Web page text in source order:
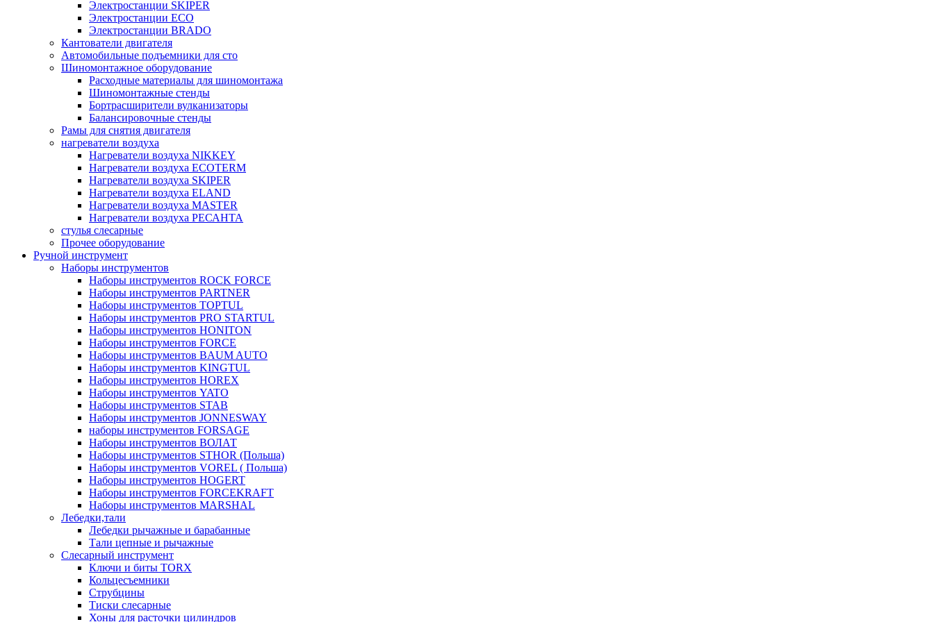
Электростанции SKIPER
Электростанции ECO
Электростанции BRADO
Кантователи двигателя
Автомобильные подъемники для сто
Шиномонтажное оборудование
Расходные материалы для шиномонтажа
Шиномонтажные стенды
Бортрасширители вулканизаторы
Балансировочные стенды
Рамы для снятия двигателя
нагреватели воздуха
Нагреватели воздуха NIKKEY
Нагреватели воздуха ECOTERM
Нагреватели воздуха SKIPER
Нагреватели воздуха ELAND
Нагреватели воздуха MASTER
Нагреватели воздуха РЕСАНТА
стулья слесарные
Прочее оборудование
Ручной инструмент
Наборы инструментов
Наборы инструментов ROCK FORCE
Наборы инструментов PARTNER
Наборы инструментов TOPTUL
Наборы инструментов PRO STARTUL
Наборы инструментов HONITON
Наборы инструментов FORCE
Наборы инструментов BAUM AUTO
Наборы инструментов KINGTUL
Наборы инструментов HOREX
Наборы инструментов YATO
Наборы инструментов STAB
Наборы инструментов JONNESWAY
наборы инструментов FORSAGE
Наборы инструментов ВОЛАТ
Наборы инструментов STHOR (Польша)
Наборы инструментов VOREL ( Польша)
Наборы инструментов HOGERT
Наборы инструментов FORCEKRAFT
Наборы инструментов MARSHAL
Лебедки,тали
Лебедки рычажные и барабанные
Тали цепные и рычажные
Слесарный инструмент
Ключи и биты TORX
Кольцесъемники
Струбцины
Тиски слесарные
Хоны для расточки цилиндров